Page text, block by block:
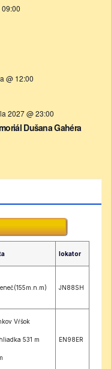
@ 12:00
2027 @ 23:00
Dušana Gahéra
lokator
JN88SH
Vŕšok
531 m EN98ER